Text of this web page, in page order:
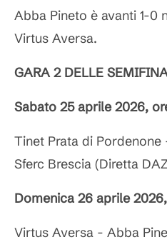
Abba Pineto è avanti 1-0
Virtus Aversa.
GARA 2 DELLE
Sabato 25 aprile 2026,
Tinet Prata di
Sferc Brescia (Diretta
Domenica 26 aprile
Virtus Aversa - Abba